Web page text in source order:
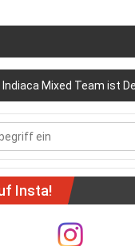
Indiaca Mixed Team ist
Insta!